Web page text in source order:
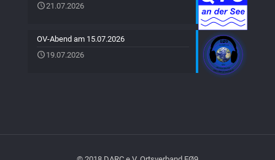
21.07.2026
OV-Abend am 15.07.2026
19.07.2026